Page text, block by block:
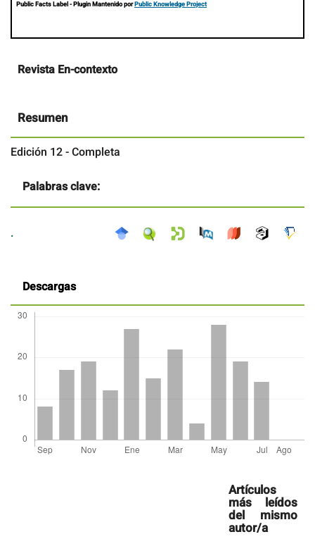
Public Facts Label- Plugin Mantenido porPublic Knowledge Project
Contenido
principal
Revista En-contexto
Resumen
Edición 12 - Completa
Palabras clave:
.
Descargas
Artículos
más leídos
del mismo
autor/a